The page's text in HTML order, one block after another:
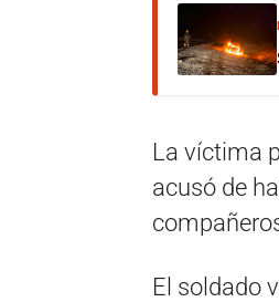
La víctima
acusó de
El soldado